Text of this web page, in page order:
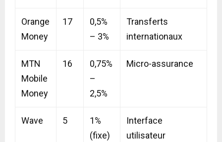
Orange
Money
17
0,5%
– 3%
Transferts
internationaux
MTN
Mobile
Money
16
0,75%
–
2,5%
Micro-assurance
Wave 5
1%
(fixe)
Interface
utilisateur